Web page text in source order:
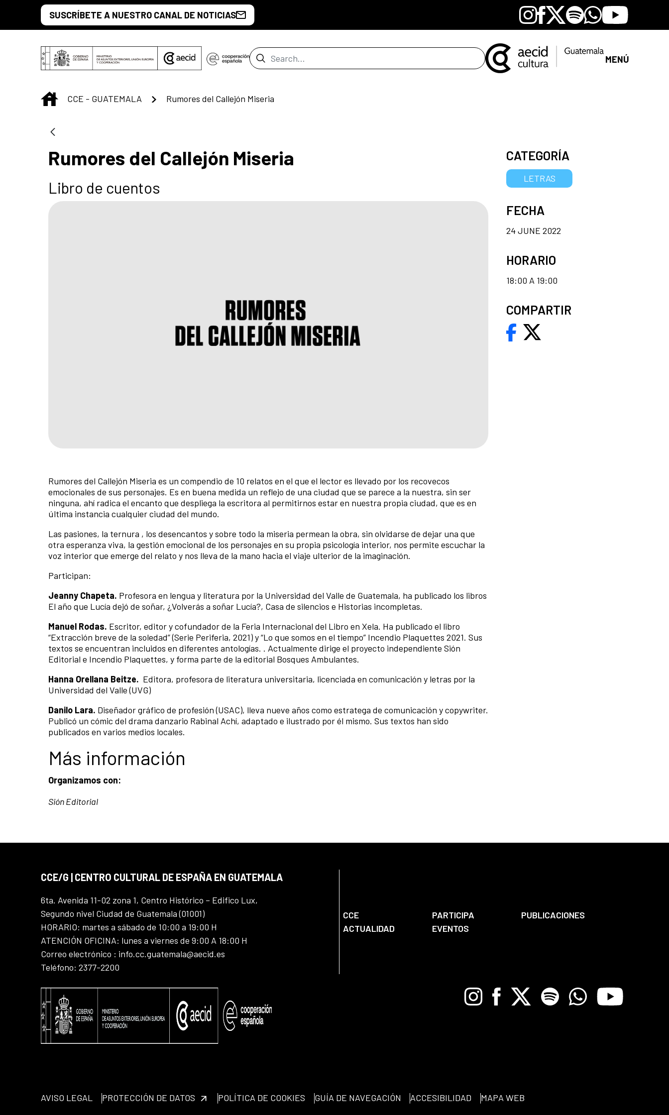
Skip to Main ContentSUSCRÍBETE A NUESTRO CANAL DE NOTICIAS Instagram
Facebook
X SpotifyWhatsapp
Youtube
Search Bar MENÚ
INICIO
CCE - GUATEMALA Rumores del Callejón Miseria
Rumores del Callejón Miseria
Libro de cuentos
Rumores del Callejón Miseria es un compendio de 10 relatos en el que el lector es llevado por los recovecos
emocionales de sus personajes. Es en buena medida un reflejo de una ciudad que se parece a la nuestra, sin ser
ninguna, ahí radica el encanto que despliega la escritora al permitirnos estar en nuestra propia ciudad, que es en
última instancia cualquier ciudad del mundo.
Las pasiones, la ternura , los desencantos y sobre todo la miseria permean la obra, sin olvidarse de dejar una que
otra esperanza viva, la gestión emocional de los personajes en su propia psicología interior, nos permite escuchar la
voz interior que emerge del relato y nos lleva de la mano hacia el viaje ulterior de la imaginación.
Participan:
Jeanny Chapeta. Profesora en lengua y literatura por la Universidad del Valle de Guatemala, ha publicado los libros
El año que Lucía dejó de soñar, ¿Volverás a soñar Lucía?, Casa de silencios e Historias incompletas.
Manuel Rodas. Escritor, editor y cofundador de la Feria Internacional del Libro en Xela. Ha publicado el libro
“Extracción breve de la soledad” (Serie Periferia, 2021) y “Lo que somos en el tiempo” Incendio Plaquettes 2021. Sus
textos se encuentran incluidos en diferentes antologías. . Actualmente dirige el proyecto independiente Sión
Editorial e Incendio Plaquettes, y forma parte de la editorial Bosques Ambulantes.
Hanna Orellana Beitze. Editora, profesora de literatura universitaria, licenciada en comunicación y letras por la
Universidad del Valle (UVG)
Danilo Lara. Diseñador gráfico de profesión (USAC), lleva nueve años como estratega de comunicación y copywriter.
Publicó un cómic del drama danzario Rabinal Achí, adaptado e ilustrado por él mismo. Sus textos han sido
publicados en varios medios locales.
Más información
Organizamos con:
Sión Editorial
CATEGORÍA
LETRAS
FECHA
24 JUNE 2022
HORARIO
18:00 A 19:00
COMPARTIR
CCE/G | CENTRO CULTURAL DE ESPAÑA EN GUATEMALA
6ta. Avenida 11-02 zona 1, Centro Histórico – Edifico Lux,
Segundo nivel Ciudad de Guatemala (01001)
HORARIO: martes a sábado de 10:00 a 19:00 H
ATENCIÓN OFICINA: lunes a viernes de 9:00 A 18:00 H
Correo electrónico : info.cc.guatemala@aecid.es
Teléfono: 2377-2200
CCE PARTICIPA
PUBLICACIONES
ACTUALIDAD
EVENTOS
InstagramFacebook
X Spotify WhatsappYoutube
AVISO LEGAL PROTECCIÓN DE DATOS POLÍTICA DE COOKIES GUÍA DE NAVEGACIÓN ACCESIBILIDAD MAPA WEB